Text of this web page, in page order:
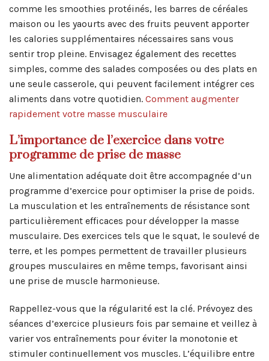
comme les smoothies protéinés, les barres de céréales
maison ou les yaourts avec des fruits peuvent apporter
les calories supplémentaires nécessaires sans vous
sentir trop pleine. Envisagez également des recettes
simples, comme des salades composées ou des plats en
une seule casserole, qui peuvent facilement intégrer ces
aliments dans votre quotidien. Comment augmenter
rapidement votre masse musculaire
L’importance de l’exercice dans votre
programme de prise de masse
Une alimentation adéquate doit être accompagnée d’un
programme d’exercice pour optimiser la prise de poids.
La musculation et les entraînements de résistance sont
particulièrement efficaces pour développer la masse
musculaire. Des exercices tels que le squat, le soulevé de
terre, et les pompes permettent de travailler plusieurs
groupes musculaires en même temps, favorisant ainsi
une prise de muscle harmonieuse.
Rappellez-vous que la régularité est la clé. Prévoyez des
séances d’exercice plusieurs fois par semaine et veillez à
varier vos entraînements pour éviter la monotonie et
stimuler continuellement vos muscles. L’équilibre entre